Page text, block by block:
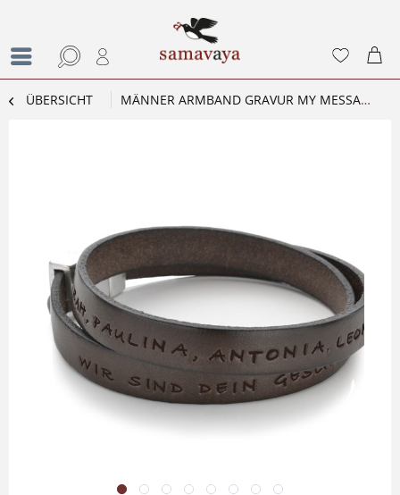
ÜBERSICHT MÄNNER ARMBAND GRAVUR MY MESSAGE MEN DARKBROWN LEDERARMBAND